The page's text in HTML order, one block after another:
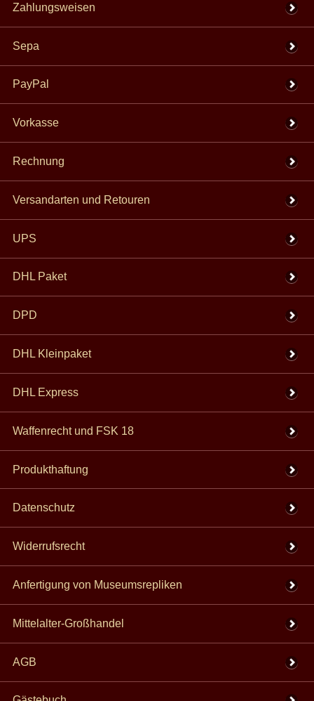
Zahlungsweisen
Sepa
PayPal
Vorkasse
Rechnung
Versandarten und Retouren
UPS
DHL Paket
DPD
DHL Kleinpaket
DHL Express
Waffenrecht und FSK 18
Produkthaftung
Datenschutz
Widerrufsrecht
Anfertigung von Museumsrepliken
Mittelalter-Großhandel
AGB